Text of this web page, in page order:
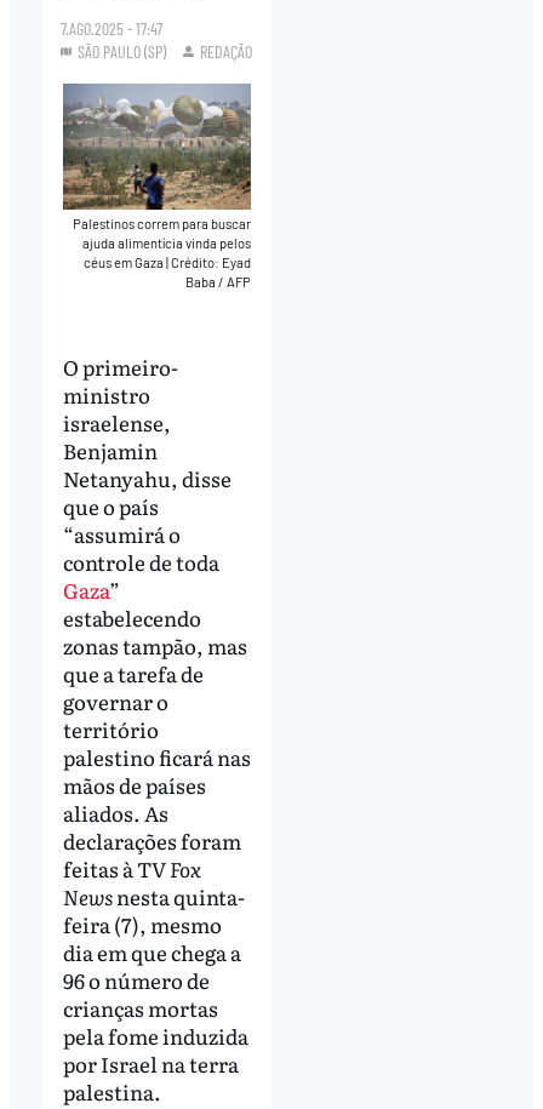
7.AGO.2025 - 17:47
SÃO PAULO (SP)
REDAÇÃO
Palestinos correm para buscar
ajuda alimentícia vinda pelos
céus em Gaza|Crédito: Eyad
Baba / AFP
O primeiro-
ministro
israelense,
Benjamin
Netanyahu, disse
que o país
“assumirá o
controle de toda
Gaza”
estabelecendo
zonas tampão, mas
que a tarefa de
governar o
território
palestino ficará nas
mãos de países
aliados. As
declarações foram
feitas à TVFox
Newsnesta quinta-
feira (7), mesmo
dia em que chega a
96 o número de
crianças mortas
pela fome induzida
por Israel na terra
palestina.